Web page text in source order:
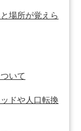
場所が覚えら
いて
ドや人口転換